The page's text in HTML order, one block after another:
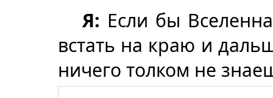
Я: Если бы
встать на краю и
ничего толком не